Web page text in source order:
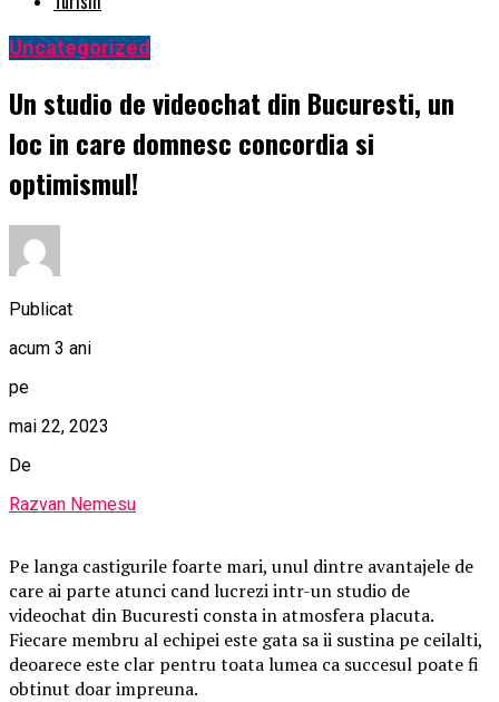
Uncategorized
Un studio de videochat din Bucuresti, un
loc in care domnesc concordia si
optimismul!
Publicat
acum 3 ani
pe
mai 22, 2023
De
Razvan Nemesu
Pe langa castigurile foarte mari, unul dintre avantajele de
care ai parte atunci cand lucrezi intr-un studio de
videochat din Bucuresti consta in atmosfera placuta.
Fiecare membru al echipei este gata sa ii sustina pe ceilalti,
deoarece este clar pentru toata lumea ca succesul poate fi
obtinut doar impreuna.